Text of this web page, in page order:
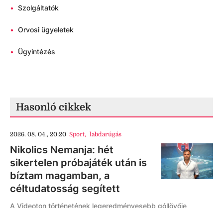
• Szolgáltatók
• Orvosi ügyeletek
• Ügyintézés
Hasonló cikkek
2026. 08. 04., 20:20 Sport, labdarúgás
Nikolics Nemanja: hét
sikertelen próbajáték után is
bíztam magamban, a
céltudatosság segített
A Videoton történetének legeredményesebb góllövője